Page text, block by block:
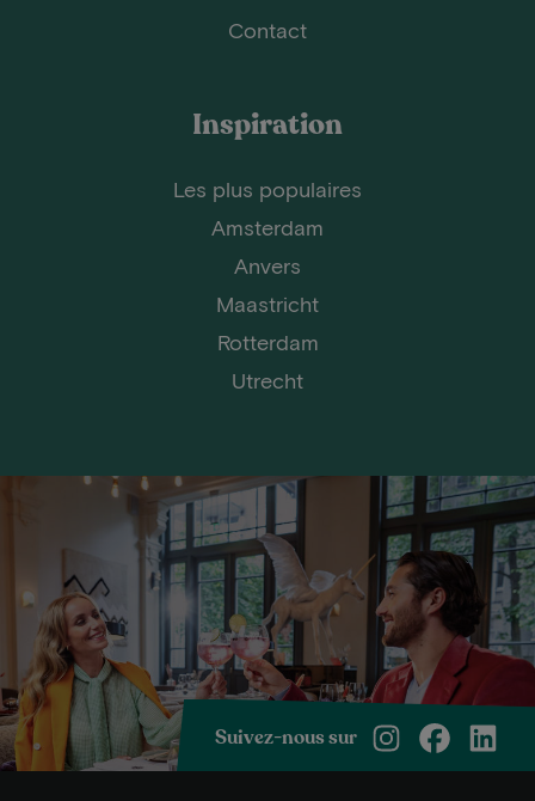
Contact
Inspiration
Les plus populaires
Amsterdam
Anvers
Maastricht
Rotterdam
Utrecht
Suivez-nous sur